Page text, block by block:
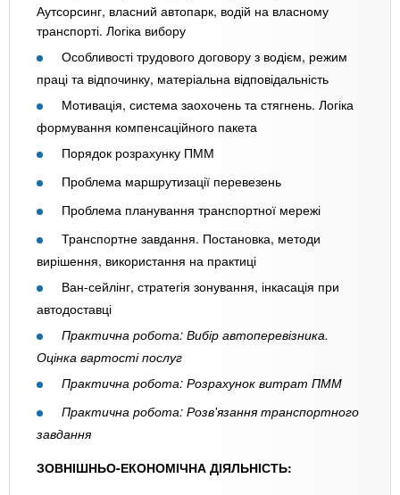
Аутсорсинг, власний автопарк, водій на власному
транспорті. Логіка вибору
Особливості трудового договору з водієм, режим
праці та відпочинку, матеріальна відповідальність
Мотивація, система заохочень та стягнень. Логіка
формування компенсаційного пакета
Порядок розрахунку ПММ
Проблема маршрутизації перевезень
Проблема планування транспортної мережі
Транспортне завдання. Постановка, методи
вирішення, використання на практиці
Ван-сейлінг, стратегія зонування, інкасація при
автодоставці
Практична робота: Вибір автоперевізника.
Оцінка вартості послуг
Практична робота: Розрахунок витрат ПММ
Практична робота: Розв'язання транспортного
завдання
ЗОВНІШНЬО-ЕКОНОМІЧНА ДІЯЛЬНІСТЬ: